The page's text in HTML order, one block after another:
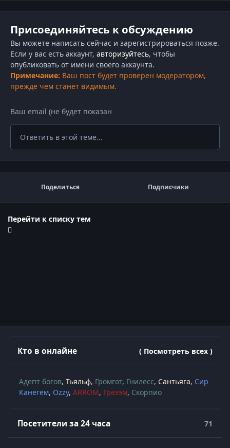
Присоединяйтесь к обсуждению
Вы можете написать сейчас и зарегистрироваться позже.
Если у вас есть аккаунт, авторизуйтесь, чтобы
опубликовать от имени своего аккаунта.
Примечание: Ваш пост будет проверен модератором,
прежде чем станет видимым.
Ответить в этой теме...
Поделиться Подписчики
Перейти к списку тем
Кто в онлайне ( Посмотреть всех )
Адепт богов Тьяльф Громгот Гнилесс Сантьяга Сир
Канегем Ozzy ARROM Грехэм Скорпио
Посетители за 24 часа 71